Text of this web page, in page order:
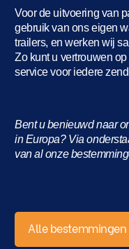
Voor de uitvoering van
gebruik van ons eigen
trailers, en werken wij
Zo kunt u vertrouwen
service voor iedere
Bent u benieuwd naar
in Europa? Via
van al onze
Alle bestemmingen